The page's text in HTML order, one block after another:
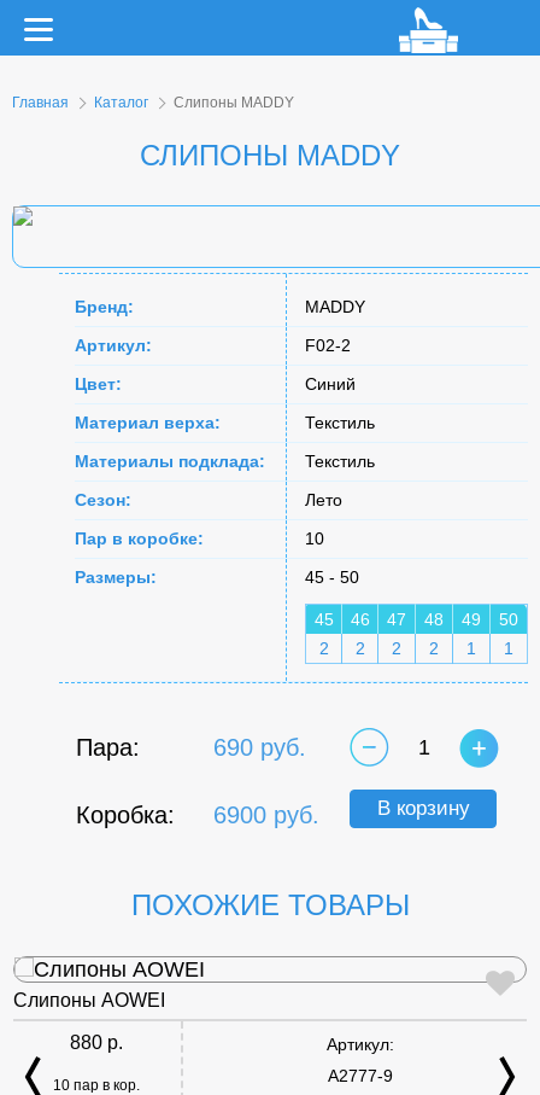
Главная Каталог Слипоны MADDY
СЛИПОНЫ MADDY
Бренд:
MADDY
Артикул:
F02-2
Цвет:
Синий
Материал верха:
Текстиль
Материалы подклада:
Текстиль
Сезон:
Лето
Пар в коробке:
10
Размеры:
45 - 50
45 46 47 48 49
50
2
2 2 2 1 1
Пара: 690 руб.
Коробка: 6900 руб.
1
В корзину
ПОХОЖИЕ ТОВАРЫ
Слипоны AOWEI
880 р.
10 пар в кор.
Артикул:
A2777-9